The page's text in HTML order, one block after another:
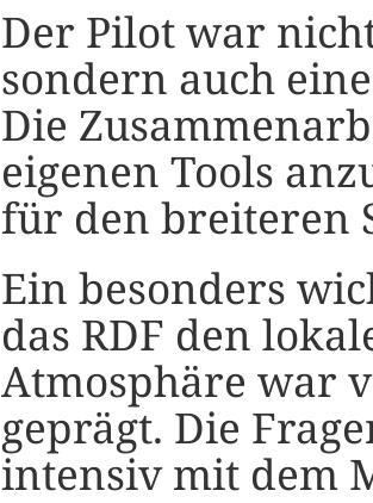
Der Pilot war
sondern auch
Die
eigenen Tools
für den breiteren
Ein besonders
das RDF den
Atmosphäre war
geprägt. Die
intensiv mit dem